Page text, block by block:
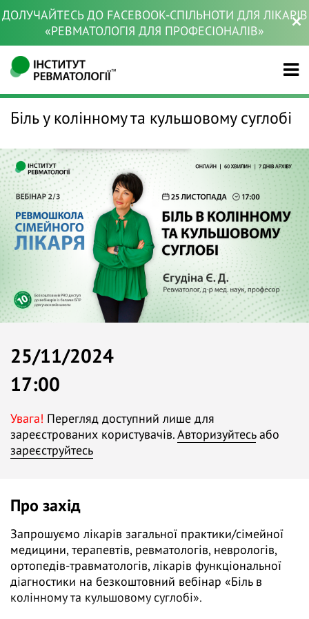
ДОЛУЧАЙТЕСЬ ДО FACEBOOK-СПІЛЬНОТИ ДЛЯ ЛІКАРІВ
«РЕВМАТОЛОГІЯ ДЛЯ ПРОФЕСІОНАЛІВ»
Біль у колінному та кульшовому суглобі
25/11/2024
17:00
Увага! Перегляд доступний лише для
зареєстрованих користувачів.Авторизуйтесьабо
зареєструйтесь
Про захід
Запрошуємо лікарів загальної практики/сімейної
медицини, терапевтів, ревматологів, неврологів,
ортопедів-травматологів, лікарів функціональної
діагностики на безкоштовний вебінар «Біль в
колінному та кульшовому суглобі».